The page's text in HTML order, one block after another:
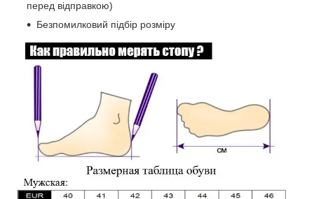
перед відправкою)
Безпомилковий підбір розміру